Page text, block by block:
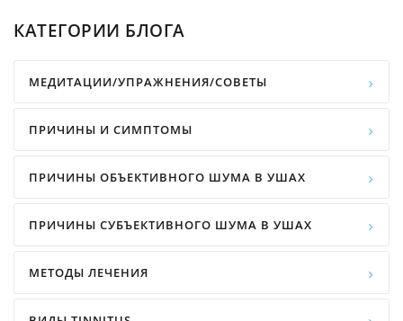
КАТЕГОРИИ БЛОГА
МЕДИТАЦИИ/УПРАЖНЕНИЯ/СОВЕТЫ
ПРИЧИНЫ И СИМПТОМЫ
ПРИЧИНЫ ОБЪЕКТИВНОГО ШУМА В УШАХ
ПРИЧИНЫ СУБЪЕКТИВНОГО ШУМА В УШАХ
МЕТОДЫ ЛЕЧЕНИЯ